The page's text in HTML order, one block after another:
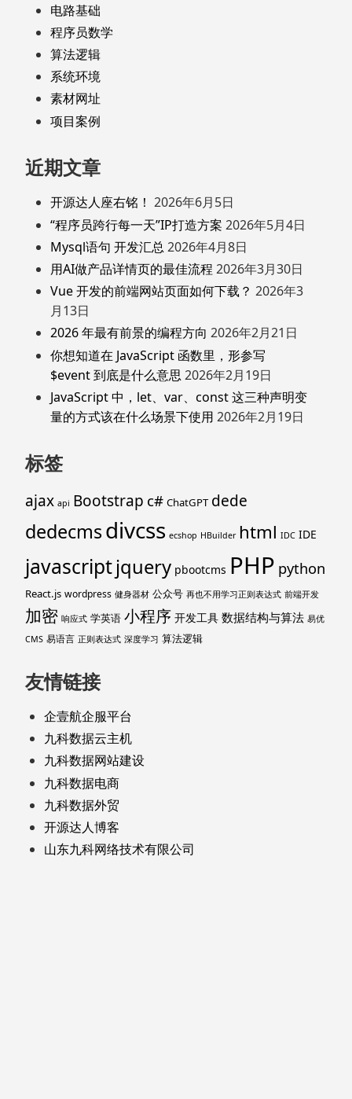
电路基础
程序员数学
算法逻辑
系统环境
素材网址
项目案例
近期文章
开源达人座右铭！ 2026年6月5日
“程序员跨行每一天”IP打造方案 2026年5月4日
Mysql语句 开发汇总 2026年4月8日
用AI做产品详情页的最佳流程 2026年3月30日
Vue 开发的前端网站页面如何下载？ 2026年3
月13日
2026 年最有前景的编程方向 2026年2月21日
你想知道在 JavaScript 函数里，形参写
$event 到底是什么意思 2026年2月19日
JavaScript 中，let、var、const 这三种声明变
量的方式该在什么场景下使用 2026年2月19日
标签
ajax api Bootstrap c# ChatGPT dede
dedecmsdivcss ecshop HBuilder html IDC IDE
javascriptjquery pbootcms PHP python
React.js wordpress 健身器材 公众号 再也不用学习正则表达式 前端开发
加密 响应式 学英语 小程序 开发工具 数据结构与算法 易优
CMS 易语言 正则表达式 深度学习 算法逻辑
友情链接
企壹航企服平台
九科数据云主机
九科数据网站建设
九科数据电商
九科数据外贸
开源达人博客
山东九科网络技术有限公司